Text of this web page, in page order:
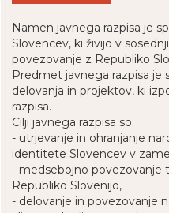
Namen javnega razpisa je
Slovencev, ki živijo v
povezovanje z Republiko
Predmet javnega razpisa je
delovanja in projektov, ki
razpisa.
Cilji javnega razpisa so:
- utrjevanje in ohranjanje
identitete Slovencev v
- medsebojno povezovanje
Republiko Slovenijo,
- delovanje in povezovanje